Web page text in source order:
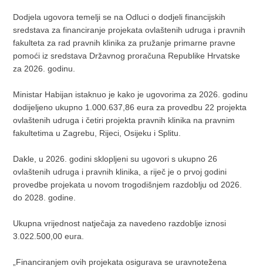
Dodjela ugovora temelji se na Odluci o dodjeli financijskih
sredstava za financiranje projekata ovlaštenih udruga i pravnih
fakulteta za rad pravnih klinika za pružanje primarne pravne
pomoći iz sredstava Državnog proračuna Republike Hrvatske
za 2026. godinu.
Ministar Habijan istaknuo je kako je ugovorima za 2026. godinu
dodijeljeno ukupno 1.000.637,86 eura za provedbu 22 projekta
ovlaštenih udruga i četiri projekta pravnih klinika na pravnim
fakultetima u Zagrebu, Rijeci, Osijeku i Splitu.
Dakle, u 2026. godini sklopljeni su ugovori s ukupno 26
ovlaštenih udruga i pravnih klinika, a riječ je o prvoj godini
provedbe projekata u novom trogodišnjem razdoblju od 2026.
do 2028. godine.
Ukupna vrijednost natječaja za navedeno razdoblje iznosi
3.022.500,00 eura.
„Financiranjem ovih projekata osigurava se uravnotežena